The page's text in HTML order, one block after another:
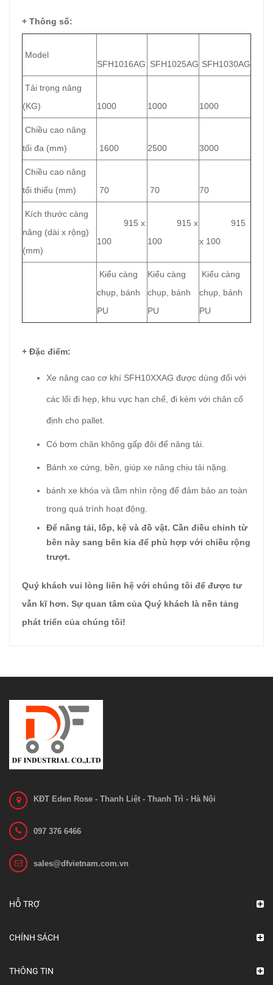
+ Thông số:
Model
SFH1016AG SFH1025AG SFH1030AG
Tải trọng nâng
(KG)
1000 1000 1000
Chiều cao nâng
tối đa (mm)
1600 2500 3000
Chiều cao nâng
tối thiểu (mm)
70 70 70
Kích thước càng
nâng (dài x rộng)
(mm)
915 x
100
915 x
100
915
x 100
Kiểu càng
chụp, bánh
PU
Kiểu càng
chụp, bánh
PU
Kiểu càng
chụp, bánh
PU
+ Đặc điểm:
Xe nâng cao cơ khí SFH10XXAG được dùng đối với
các lối đi hẹp, khu vực hạn chế, đi kèm với chân cố
định cho pallet.
Có bơm chân không gấp đôi để nâng tải.
Bánh xe cứng, bền, giúp xe nâng chịu tải nặng.
bánh xe khóa và tầm nhìn rộng để đảm bảo an toàn
trong quá trình hoạt động.
Để nâng tải, lốp, kệ và đồ vật. Cần điều chỉnh từ
bên này sang bên kia để phù hợp với chiều rộng
trượt.
Quý khách vui lòng liên hệ với chúng tôi để được tư
vẫn kĩ hơn. Sự quan tâm của Quý khách là nền tảng
phát triển của chúng tôi!
KĐT Eden Rose - Thanh Liệt - Thanh Trì - Hà Nội
097 376 6466
sales@dfvietnam.com.vn
HỖ TRỢ
CHÍNH SÁCH
THÔNG TIN